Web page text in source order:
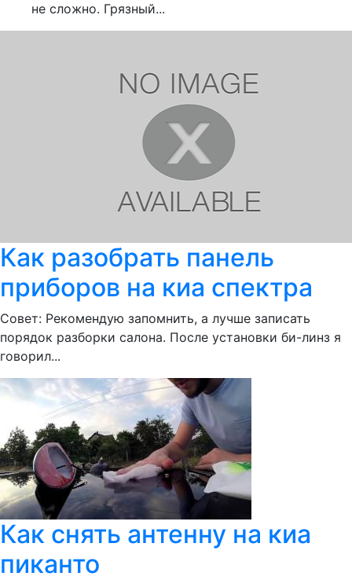
не сложно. Грязный...
Как разобрать панель
приборов на киа спектра
Совет: Рекомендую запомнить, а лучше записать
порядок разборки салона. После установки би-линз я
говорил...
Как снять антенну на киа
пиканто